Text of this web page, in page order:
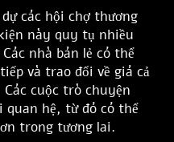
các hội chợ thương
này quy tụ nhiều
nhà bán lẻ có thể
và trao đổi về giá cả
cuộc trò chuyện
hệ, từ đó có thể
trong tương lai.